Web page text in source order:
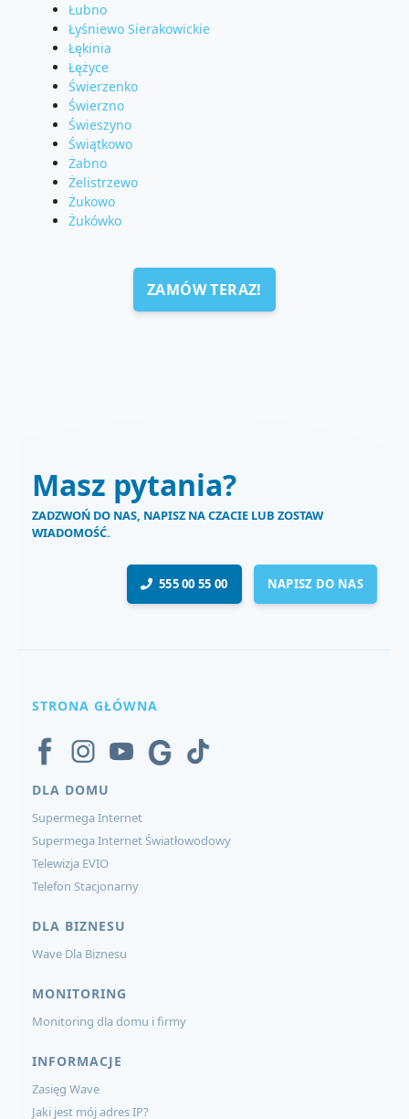
Łubno
Łyśniewo Sierakowickie
Łękinia
Łężyce
Świerzenko
Świerzno
Świeszyno
Świątkowo
Żabno
Żelistrzewo
Żukowo
Żukówko
ZAMÓW TERAZ!
Masz pytania?
ZADZWOŃ DO NAS, NAPISZ NA CZACIE LUB ZOSTAW
WIADOMOŚĆ.
555 00 55 00 NAPISZ DO NAS
STRONA GŁÓWNA
DLA DOMU
Supermega Internet
Supermega Internet Światłowodowy
Telewizja EVIO
Telefon Stacjonarny
DLA BIZNESU
Wave Dla Biznesu
MONITORING
Monitoring dla domu i firmy
INFORMACJE
Zasięg Wave
Jaki jest mój adres IP?